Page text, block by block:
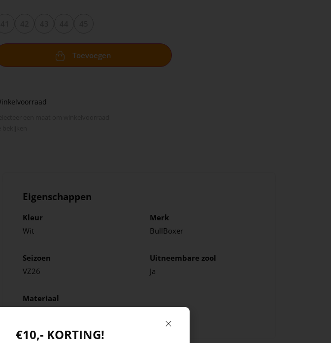
Toevoegen
Eigenschappen
Kleur
Wit
Merk
BullBoxer
Seizoen
VZ26
Uitneembare zool
Ja
Materiaal
€10,- KORTING!